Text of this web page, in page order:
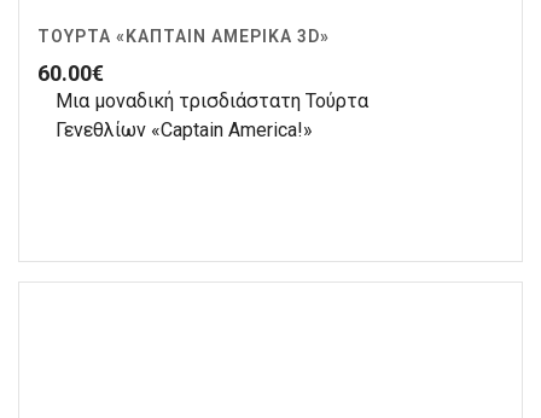
ΤΟΎΡΤΑ «ΚΆΠΤΑΙΝ ΑΜΈΡΙΚΑ 3D»
60.00€
Μια μοναδική τρισδιάστατη Τούρτα
Γενεθλίων «Captain America!»